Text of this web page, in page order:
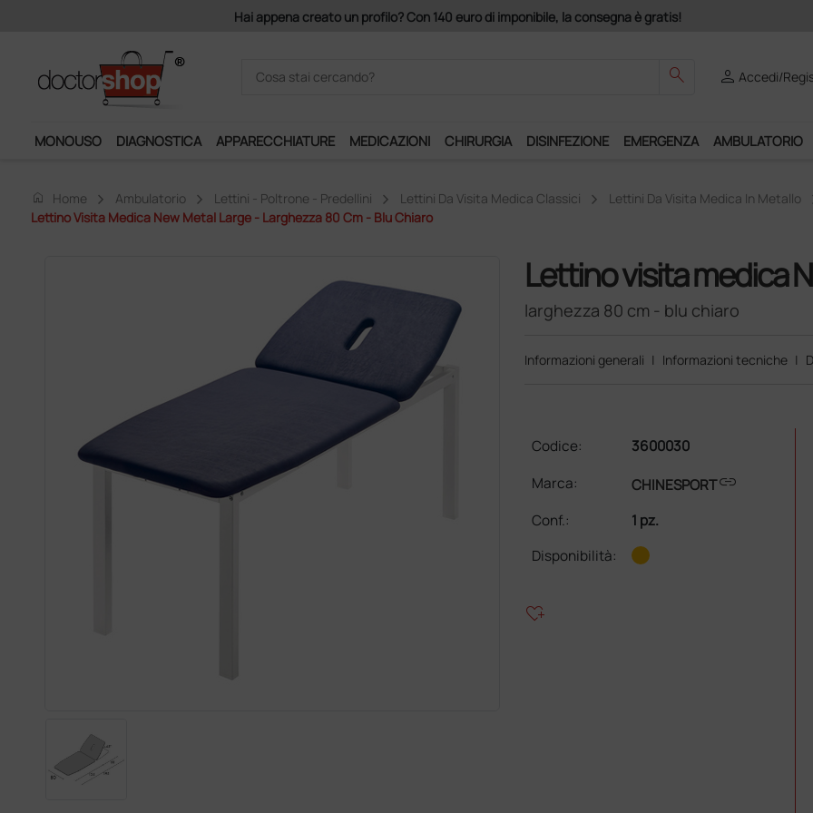
140 euro di imponibile, la consegna è gratis!
search personAccedi/
MONOUSO DIAGNOSTICA APPARECCHIATURE MEDICAZIONI CHIRURGIA DISINFEZIONE EMERGENZA AMBULATORIO
home Home Ambulatorio Lettini - Poltrone - Predellini Lettini Da Visita Medica Classici
Lettini Da Visita Medica In Metallo
Lettino Visita Medica New Metal Large - Larghezza 80 Cm - Blu Chiaro
Lettino visita medica
larghezza 80 cm - blu chiaro
Informazioni generali | Informazioni tecniche |
Codice:
3600030
Marca:
CHINESPORTlink
Conf.:
1 pz.
Disponibilità:
heart_plus